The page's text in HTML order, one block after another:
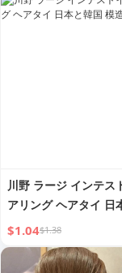
川野 ラージ インテス
アリング ヘアタイ 日
模造パール
$1.04$1.38